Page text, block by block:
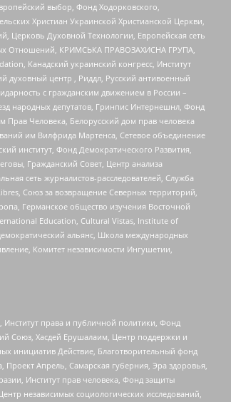
выбор, Фонд Ходорковского,
Христиан Украинской Христианской Церкви,
Церковь Духовной Технологии, Европейская сеть
Отношений, КРИМСЬКА ПРАВОЗАХИСНА ГРУПА,
Канадский украинский конгресс, Институт
духовный центр , Риддл, Русский антивоенный
с гражданским движением в России –
народных депутатов, Гринпис Интернешнл, Фонд
Человека, Белорусский дом прав человека
им Вилфрида Мартенса, Сетевое объединение
институт, Фонд Демократического Развития,
Гражданский Совет, Центр анализа
сеть журналистов-расследователей, Служба
Союз за возвращение Северных территорий,
Германское общество изучения Восточной
Education, Cultural Vistas, Institute of
альянс, Школа международных
Комитет независимости Ингушетии,
права и публичной политики, Фонд
Союз, Хасдей Ерушалаим, Центр поддержки и
инициатив Действие, Благотворительный фонд
Апрель, Самарская губерния, Эра здоровья,
Институт прав человека, Фонд защиты
независимых социологических исследований,